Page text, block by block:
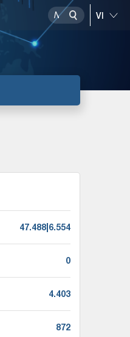
47.488|6.554
0
4.403
872